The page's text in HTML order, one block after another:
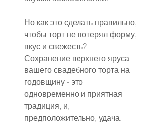
Но как это сделать правильно,
чтобы торт не потерял форму,
вкус и свежесть?
Сохранение верхнего яруса
вашего свадебного торта на
годовщину - это
одновременно и приятная
традиция, и,
предположительно, удача.